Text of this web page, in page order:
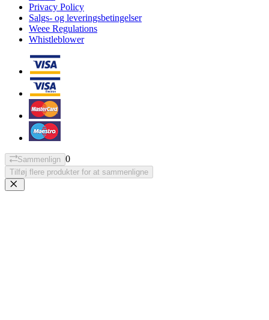
Privacy Policy
Salgs- og leveringsbetingelser
Weee Regulations
Whistleblower
Sammenlign 0
Tilføj flere produkter for at sammenligne